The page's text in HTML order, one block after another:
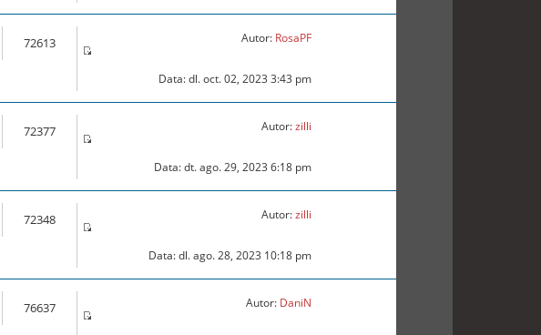
72613 Autor: RosaPF
Data: dl. oct. 02, 2023 3:43 pm
72377 Autor:zilli
Data: dt. ago. 29, 2023 6:18 pm
72348 Autor:zilli
Data: dl. ago. 28, 2023 10:18 pm
76637 Autor: DaniN